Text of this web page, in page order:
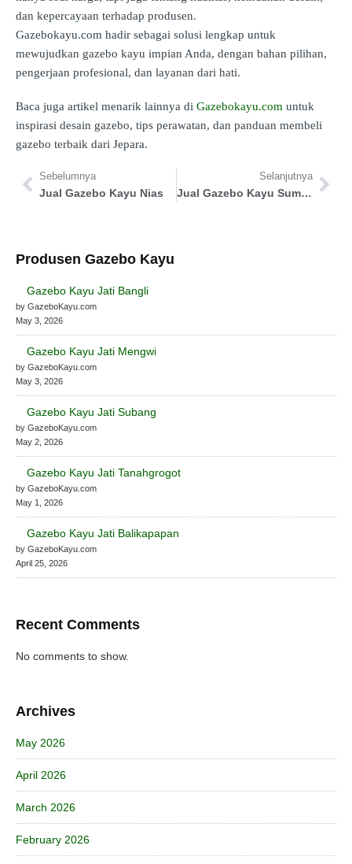
dan kepercayaan terhadap produsen.
Gazebokayu.com hadir sebagai solusi lengkap untuk
mewujudkan gazebo kayu impian Anda, dengan bahan pilihan,
pengerjaan profesional, dan layanan dari hati.
Baca juga artikel menarik lainnya di Gazebokayu.com untuk
inspirasi desain gazebo, tips perawatan, dan panduan membeli
gazebo terbaik dari Jepara.
Sebelumnya
Jual Gazebo Kayu Nias
Selanjutnya
Jual Gazebo Kayu Sumba Barat Daya
Produsen Gazebo Kayu
Gazebo Kayu Jati Bangli
by GazeboKayu.com
May 3, 2026
Gazebo Kayu Jati Mengwi
by GazeboKayu.com
May 3, 2026
Gazebo Kayu Jati Subang
by GazeboKayu.com
May 2, 2026
Gazebo Kayu Jati Tanahgrogot
by GazeboKayu.com
May 1, 2026
Gazebo Kayu Jati Balikapapan
by GazeboKayu.com
April 25, 2026
Recent Comments
No comments to show.
Archives
May 2026
April 2026
March 2026
February 2026